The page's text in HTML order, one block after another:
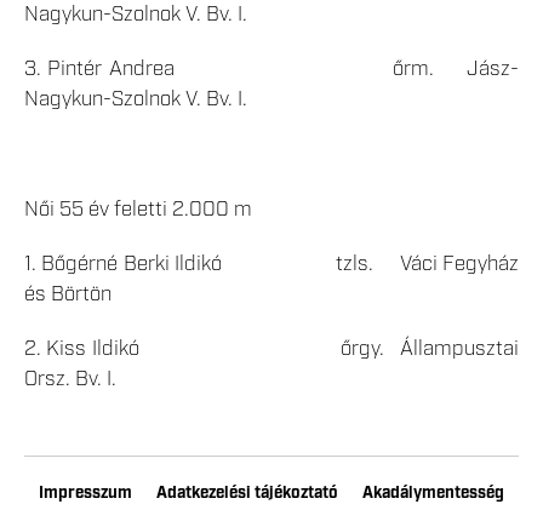
Nagykun-Szolnok V. Bv. I.
3. Pintér Andrea őrm. Jász-
Nagykun-Szolnok V. Bv. I.
Női 55 év feletti 2.000 m
1. Bőgérné Berki Ildikó tzls. Váci Fegyház
és Börtön
2. Kiss Ildikó őrgy. Állampusztai
Orsz. Bv. I.
Impresszum Adatkezelési tájékoztató Akadálymentesség